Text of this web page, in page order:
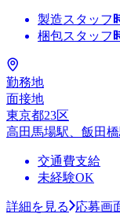
製造スタッフ
梱包スタッフ
勤務地
面接地
東京都23区
高田馬場駅、飯田
交通費支給
未経験OK
詳細を見る
応募画